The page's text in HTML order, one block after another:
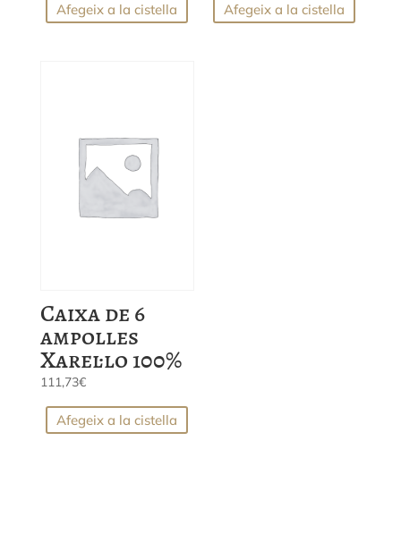
Afegeix a la cistella Afegeix a la cistella
Caixa de 6
ampolles
Xarel·lo 100%
111,73€
Afegeix a la cistella